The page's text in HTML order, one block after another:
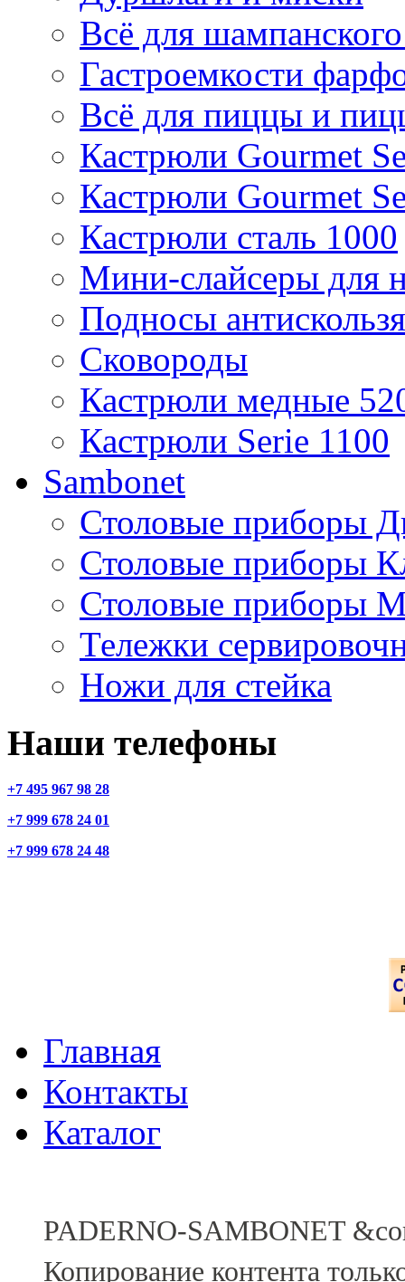
Всё для
Гастроемкости
Всё для пиццы и
Кастрюли Gourmet
Кастрюли Gourmet
Кастрюли сталь 1000
Мини-слайсеры для
Подносы
Сковороды
Кастрюли медные
Кастрюли Serie 1100
Sambonet
Столовые приборы
Столовые приборы
Столовые приборы
Тележки
Ножи для стейка
Наши телефоны
+7 495 967 98 28
+7 999 678 24 01
+7 999 678 24 48
Главная
Контакты
Каталог
PADERNO-SAMBONET
Копирование контента